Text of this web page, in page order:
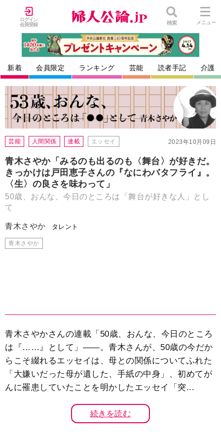
ログイン
会員登録
検索 メニュー
新着 会員限定 ランキング 芸能 読者手記 介護
2023年10月09日
芸能 人間関係 連載 エッセイ
青木さやか「みるのも出るのも〈舞台〉が好きだ。
きっかけは戸田恵子さんの『なにわバタフライ』。
〈生〉の良さを味わって」
50歳、おんな、今日のところは「舞台が好きな人」とし
て
青木さやか タレント
青木さやか
青木さやかさんの連載「50歳、おんな、今日のところ
は『……』として」――。青木さんが、50歳の今だか
らこそ綴れるエッセイは、母との関係についてふれた
「大嫌いだった母が遺した、手紙の中身」、初めてが
んに罹患していたことを明かしたエッセイ「突...
続きを読む